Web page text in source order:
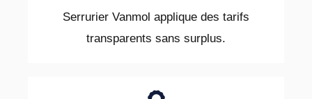
Serrurier Vanmol applique des tarifs
transparents sans surplus.